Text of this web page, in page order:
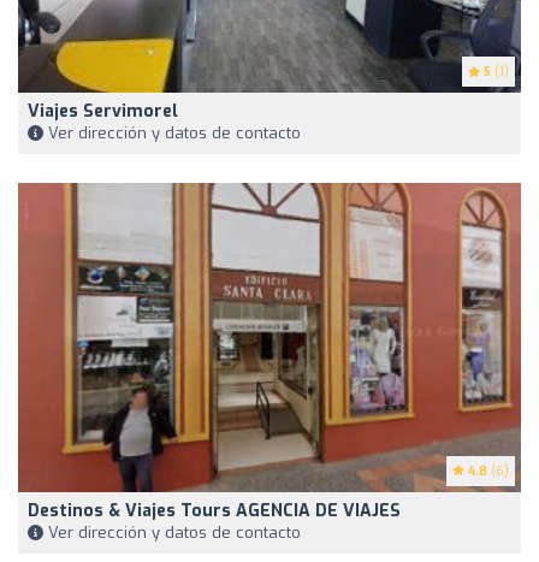
5 (1)
Viajes Servimorel
Ver dirección y datos de contacto
4.8 (6)
Destinos & Viajes Tours AGENCIA DE VIAJES
Ver dirección y datos de contacto